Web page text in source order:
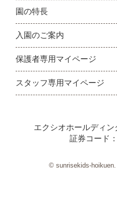
園の特長
入園のご案内
保護者専用マイページ
スタッフ専用マイページ
エクシオホールディン
証券コード
© sunrisekids-